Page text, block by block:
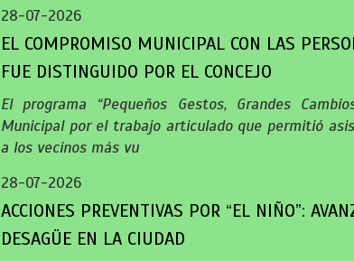
28-07-2026
EL COMPROMISO MUNICIPAL CON LAS
FUE DISTINGUIDO POR EL CONCEJO
El programa “Pequeños Gestos, Grandes
Municipal por el trabajo articulado que permitió
a los vecinos más vu
28-07-2026
ACCIONES PREVENTIVAS POR “EL NIÑO”:
DESAGÜE EN LA CIUDAD